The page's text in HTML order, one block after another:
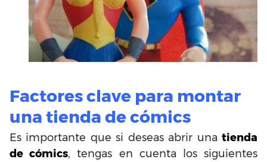
Factores clave para montar
una tienda de cómics
Es importante que si deseas abrir una tienda
de cómics, tengas en cuenta los siguientes